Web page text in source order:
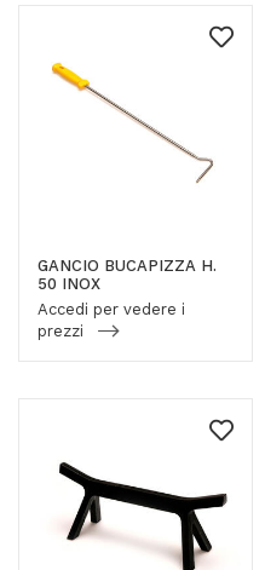
GANCIO BUCAPIZZA H.
50 INOX
Accedi per vedere i
prezzi